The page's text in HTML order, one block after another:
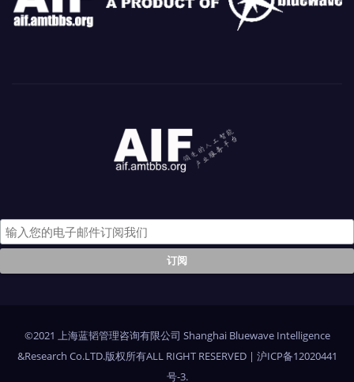
©2021 上海蓝韬管理咨询有限公司 Shanghai Bluewave Intelligence
&Research Co.LTD.版权所有ALL RIGHT RESERVED | 沪ICP备12020441
号-3.